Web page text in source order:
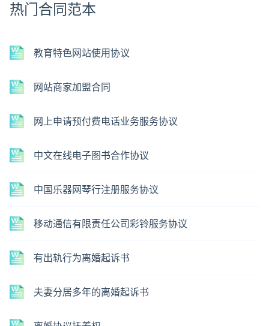
热门合同范本
教育特色网站使用协议
网站商家加盟合同
网上申请预付费电话业务服务协议
中文在线电子图书合作协议
中国乐器网琴行注册服务协议
移动通信有限责任公司彩铃服务协议
有出轨行为离婚起诉书
夫妻分居多年的离婚起诉书